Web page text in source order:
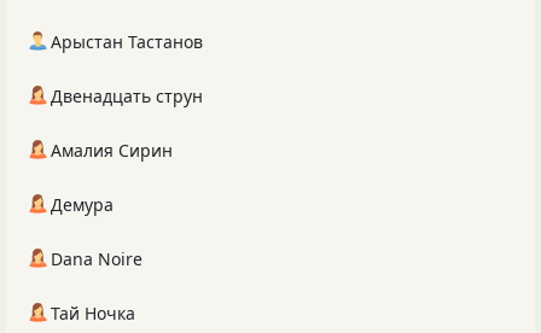
Арыстан Тастанов
Двенадцать струн
Амалия Сирин
Демура
Dana Noire
Тай Ночка